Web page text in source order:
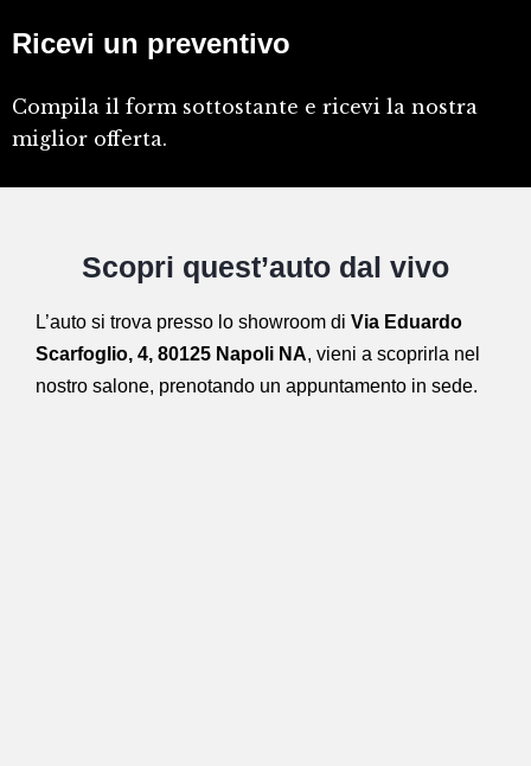
Ricevi un preventivo
Compila il form sottostante e ricevi la nostra
miglior offerta.
Scopri quest’auto dal vivo
L’auto si trova presso lo showroom di Via Eduardo
Scarfoglio, 4, 80125 Napoli NA, vieni a scoprirla nel
nostro salone, prenotando un appuntamento in sede.